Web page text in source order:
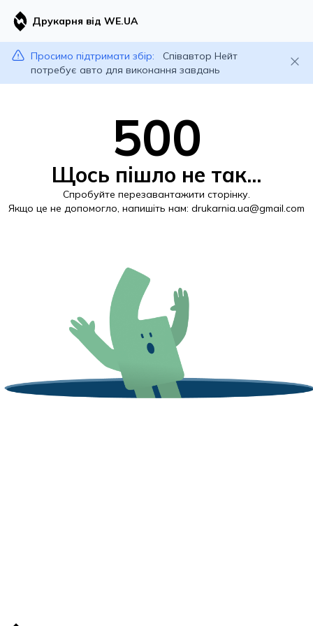
Друкарня від WE.UA
Просимо підтримати збір:
Співавтор Нейт
потребує авто для виконання завдань
500
Щось пішло не так...
Спробуйте перезавантажити сторінку.
Якщо це не допомогло, напишіть нам: drukarnia.ua@gmail.com